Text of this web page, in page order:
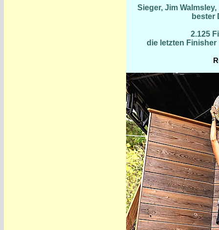
Sieger, Jim
bester
2.125
die letzten Finisher